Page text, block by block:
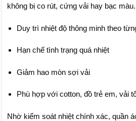
không bị co rút, cứng vải hay bạc màu.
Duy trì nhiệt độ thông minh theo
Hạn chế tình trạng quá nhiệt
Giảm hao mòn sợi vải
Phù hợp với cotton, đồ trẻ em, vải
Nhờ kiểm soát nhiệt chính xác, quần